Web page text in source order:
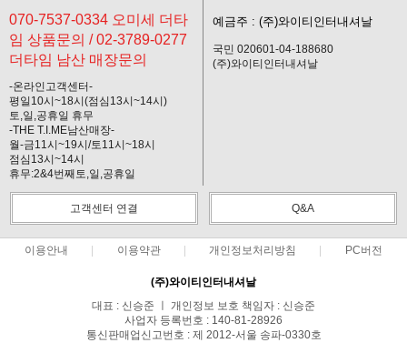
070-7537-0334 오미세 더타
임 상품문의 / 02-3789-0277
더타임 남산 매장문의
-온라인고객센터-
평일10시~18시(점심13시~14시)
토,일,공휴일 휴무
-THE T.I.ME남산매장-
월-금11시~19시/토11시~18시
점심13시~14시
휴무:2&4번째토,일,공휴일
예금주 : (주)와이티인터내셔날
국민 020601-04-188680
(주)와이티인터내셔날
고객센터 연결 Q&A
이용안내 이용약관 개인정보처리방침 PC버전
(주)와이티인터내셔날
대표 : 신승준 ㅣ 개인정보 보호 책임자 : 신승준
사업자 등록번호 : 140-81-28926
통신판매업신고번호 : 제 2012-서울 송파-0330호